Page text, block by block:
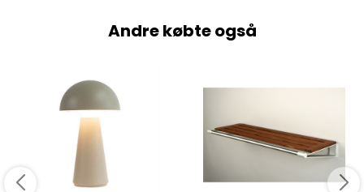
Andre købte også